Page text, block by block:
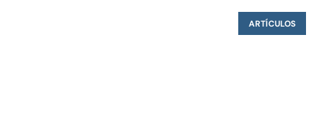
ARTÍCULOS